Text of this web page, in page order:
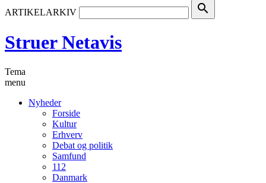
ARTIKELARKIV search
Struer Netavis
Tema
menu
Nyheder
Forside
Kultur
Erhverv
Debat og politik
Samfund
112
Danmark